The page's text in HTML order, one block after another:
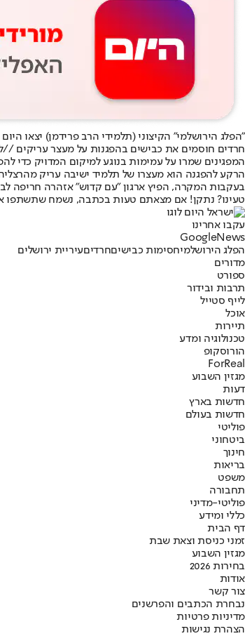
"הפלג הירושלמי" הקיצוני (תלמידי הרב פרידמן) יצאו
חרדים חוסמים את כבישים בהפגנות על מעצר עריקים //
המפגינים שמרו על עמימות בנוגע למיקום המדויק כדי
הרקע להפגנה הוא מעצרו של תלמיד ישיבה עריק
בעקבות המקרה, הפיץ ארגון "עם קדוש" אזהרה חריפה
טעינו? נתקן! אם מצאתם טעות בכתבה, נשמח שתשתפו
עקבו אחרינו
Googl eNews
הפלג הירושלמיחסימות כבישיםחרדיםעיריית ירושלים
מדורים
ספורט
תרבות ובידור
לייף סטייל
אוכל
תיירות
טכנולוגיה ומדע
הורוסקופ
ForReal
מגזין השבוע
דעות
חדשות בארץ
חדשות בעולם
פוליטי
ביטחוני
חינוך
בריאות
משפט
תחבורה
פוליטי-מדיני
כללי ומידע
דף הבית
זמני כניסת וצאת שבת
מגזין השבוע
בחירות 2026
אודות
צור קשר
נבחרת הכתבים והפרשנים
מדיניות פרטיות
הצהרת נגישות